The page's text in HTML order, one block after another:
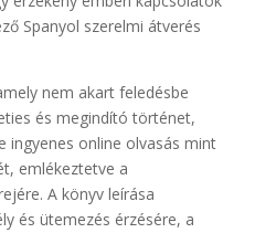
Spanyol ​szerelmi átverés
nem akart feledésbe
és megindító történet,
ingyenes online olvasás mint
emlékeztetve a
A könyv leírása
és ütemezés érzésére, a